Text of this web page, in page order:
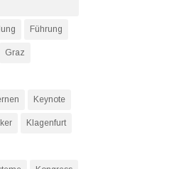
Führung
Graz
Keynote
Klagenfurt